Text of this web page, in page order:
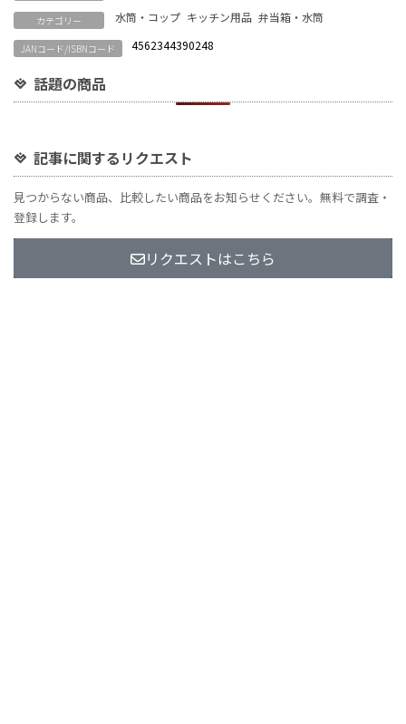
カテゴリー 水筒・コップ キッチン用品 弁当箱・水筒
JANコード/ISBNコード 4562344390248
話題の商品
記事に関するリクエスト
見つからない商品、比較したい商品をお知らせください。無料で調査・
登録します。
リクエストはこちら